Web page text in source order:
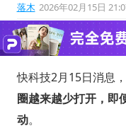
落木 2026年02月15日
快科技2月15日消息
圈越来越少打开，即
动。